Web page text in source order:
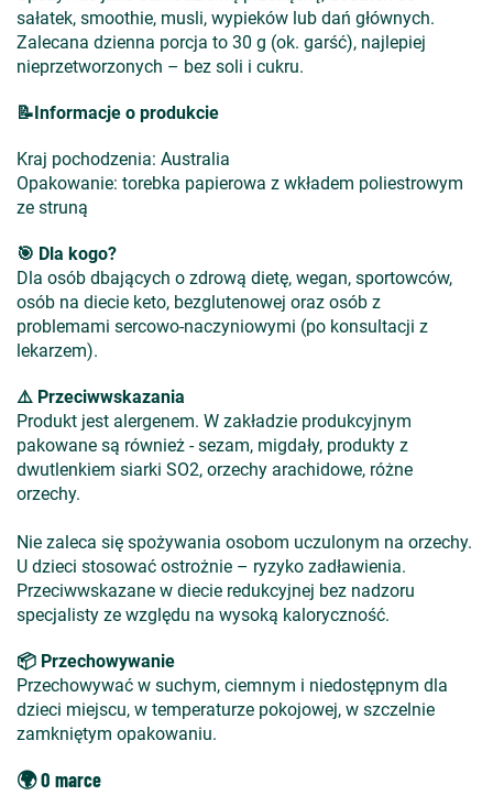
sałatek, smoothie, musli, wypieków lub dań głównych.
Zalecana dzienna porcja to 30 g (ok. garść), najlepiej
nieprzetworzonych – bez soli i cukru.
📝Informacje o produkcie
Kraj pochodzenia: Australia
Opakowanie: torebka papierowa z wkładem poliestrowym
ze struną
🎯 Dla kogo?
Dla osób dbających o zdrową dietę, wegan, sportowców,
osób na diecie keto, bezglutenowej oraz osób z
problemami sercowo-naczyniowymi (po konsultacji z
lekarzem).
⚠️ Przeciwwskazania
Produkt jest alergenem. W zakładzie produkcyjnym
pakowane są również - sezam, migdały, produkty z
dwutlenkiem siarki SO2, orzechy arachidowe, różne
orzechy.
Nie zaleca się spożywania osobom uczulonym na orzechy.
U dzieci stosować ostrożnie – ryzyko zadławienia.
Przeciwwskazane w diecie redukcyjnej bez nadzoru
specjalisty ze względu na wysoką kaloryczność.
📦 Przechowywanie
Przechowywać w suchym, ciemnym i niedostępnym dla
dzieci miejscu, w temperaturze pokojowej, w szczelnie
zamkniętym opakowaniu.
🌍 O marce